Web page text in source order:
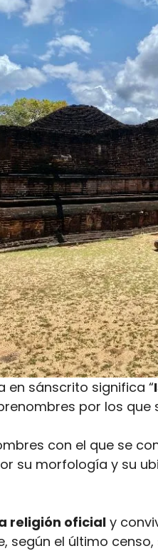
en sánscrito significa “
por los que
con el que se
su morfología y su
religión oficial y
según el último